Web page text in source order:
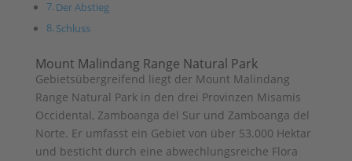
Der Abstieg
Schluss
Mount Malindang Range Natural Park
Gebietsübergreifend liegt der Mount Malindang
Range Natural Park in den drei Provinzen Misamis
Occidental, Zamboanga del Sur und Zamboanga del
Norte. Er umfasst ein Gebiet von über 53.000 Hektar
und besticht durch eine abwechlungsreiche Flora